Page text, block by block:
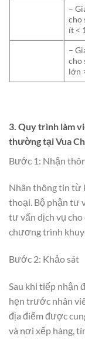
–
cho
ít <
–
cho
lớn
3. Quy trình làm
thường tại Vua
Bước 1: Nhận
Nhân thông tin từ
thoại. Bộ phận tư
tư vấn dịch vụ
chương trình
Bước 2: Khảo sát
Sau khi tiếp nhận
hẹn trước nhân
địa điểm được
và nơi xếp hàng,